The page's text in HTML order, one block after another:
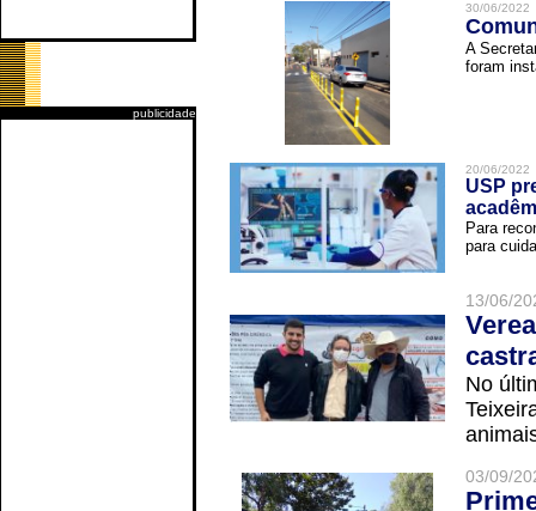
publicidade
30/06/2022
A
foram
20/06/2022
USP
Para
para
13/06/
No
03/09/